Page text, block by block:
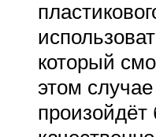
который
этом
произойдёт